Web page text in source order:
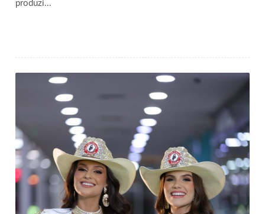
produzi...